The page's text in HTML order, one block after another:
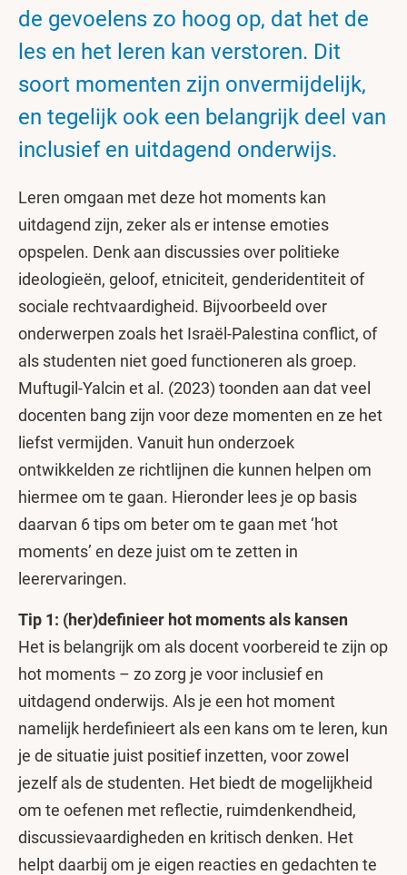
de gevoelens zo hoog op, dat het de
les en het leren kan verstoren. Dit
soort momenten zijn onvermijdelijk,
en tegelijk ook een belangrijk deel van
inclusief en uitdagend onderwijs.
Leren omgaan met deze hot moments kan
uitdagend zijn, zeker als er intense emoties
opspelen. Denk aan discussies over politieke
ideologieën, geloof, etniciteit, genderidentiteit of
sociale rechtvaardigheid. Bijvoorbeeld over
onderwerpen zoals het Israël-Palestina conflict, of
als studenten niet goed functioneren als groep.
Muftugil-Yalcin et al. (2023) toonden aan dat veel
docenten bang zijn voor deze momenten en ze het
liefst vermijden. Vanuit hun onderzoek
ontwikkelden ze richtlijnen die kunnen helpen om
hiermee om te gaan. Hieronder lees je op basis
daarvan 6 tips om beter om te gaan met ‘hot
moments’ en deze juist om te zetten in
leerervaringen.
Tip 1: (her)definieer hot moments als kansen
Het is belangrijk om als docent voorbereid te zijn op
hot moments – zo zorg je voor inclusief en
uitdagend onderwijs. Als je een hot moment
namelijk herdefinieert als een kans om te leren, kun
je de situatie juist positief inzetten, voor zowel
jezelf als de studenten. Het biedt de mogelijkheid
om te oefenen met reflectie, ruimdenkendheid,
discussievaardigheden en kritisch denken. Het
helpt daarbij om je eigen reacties en gedachten te